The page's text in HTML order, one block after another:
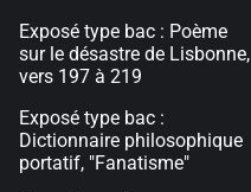
Exposé type bac : Poème
sur le désastre de Lisbonne,
vers 197 à 219
Exposé type bac :
Dictionnaire philosophique
portatif, "Fanatisme"